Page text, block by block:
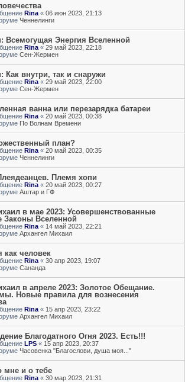
Rina « 06 июн 2023, 21:13
Ченнелинги
Всемогущая Энергия Вселенной
Rina « 29 май 2023, 22:18
Сен-Жермен
внутри, так и снаружи
Rina « 29 май 2023, 22:00
Сен-Жермен
ванна или перезарядка батареи
Rina « 20 май 2023, 00:38
По Волнам Времени
план?
Rina « 20 май 2023, 00:35
Ченнелинги
Племя хопи
Rina « 20 май 2023, 00:27
Аштар и ГФ
в мае 2023: Усовершенствованные
Законы Вселенной
Rina « 14 май 2023, 22:21
Архангел Михаил
человек
Rina « 30 апр 2023, 19:07
Сананда
в апреле 2023: Золотое Обещание.
Новые правила для вознесения
Rina « 15 апр 2023, 23:22
Архангел Михаил
Благодатного Огня 2023. Есть!!!
LPS « 15 апр 2023, 20:37
Часовенка "Благослови, душа моя..."
мне и о тебе
Rina « 30 мар 2023, 21:31